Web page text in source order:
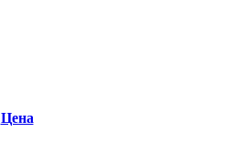
Цена